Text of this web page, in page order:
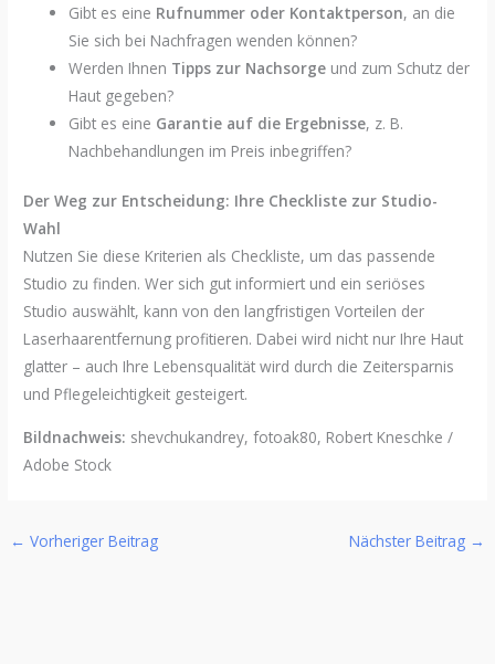
Gibt es eine Rufnummer oder Kontaktperson, an die
Sie sich bei Nachfragen wenden können?
Werden Ihnen Tipps zur Nachsorge und zum Schutz der
Haut gegeben?
Gibt es eine Garantie auf die Ergebnisse, z. B.
Nachbehandlungen im Preis inbegriffen?
Der Weg zur Entscheidung: Ihre Checkliste zur Studio-
Wahl
Nutzen Sie diese Kriterien als Checkliste, um das passende
Studio zu finden. Wer sich gut informiert und ein seriöses
Studio auswählt, kann von den langfristigen Vorteilen der
Laserhaarentfernung profitieren. Dabei wird nicht nur Ihre Haut
glatter – auch Ihre Lebensqualität wird durch die Zeitersparnis
und Pflegeleichtigkeit gesteigert.
Bildnachweis: shevchukandrey, fotoak80, Robert Kneschke /
Adobe Stock
← Vorheriger Beitrag Nächster Beitrag →